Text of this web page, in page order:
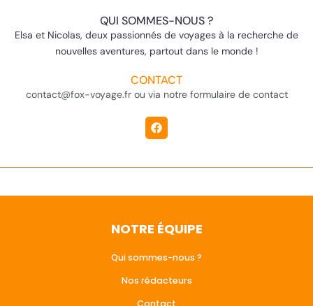
QUI SOMMES-NOUS ?
Elsa et Nicolas, deux passionnés de voyages à la recherche de
nouvelles aventures, partout dans le monde !
CONTACT
contact@fox-voyage.fr ou via notre formulaire de contact
NOTRE ÉQUIPE
Qui sommes-nous ?
Nos rédacteurs
Contact